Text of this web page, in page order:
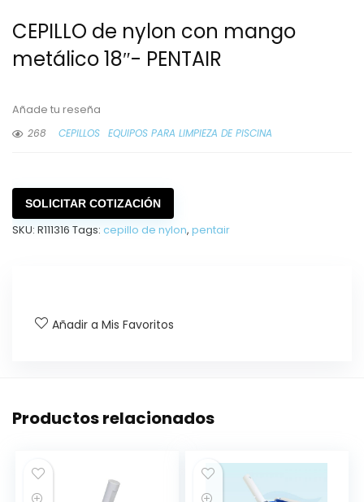
CEPILLO de nylon con mango
metálico 18″- PENTAIR
Añade tu reseña
268
CEPILLOS EQUIPOS PARA LIMPIEZA DE PISCINA
SOLICITAR COTIZACIÓN
SKU: R111316 Tags: cepillo de nylon, pentair
Añadir a Mis Favoritos
Productos relacionados